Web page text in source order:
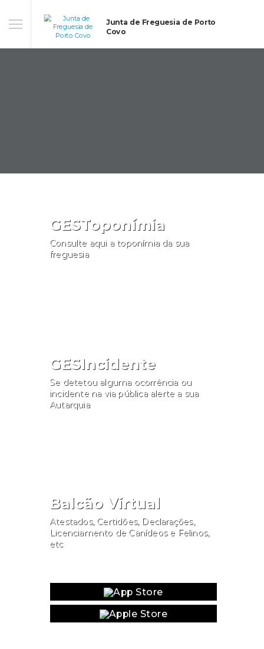
Junta de Freguesia de Porto
Covo
GESToponímia
Consulte aqui a toponímia da sua
freguesia
GESIncidente
Se detetou alguma ocorrência ou
incidente na via pública alerte a sua
Autarquia
Balcão Virtual
Atestados, Certidões, Declarações,
Licenciamento de Canídeos e Felinos,
etc